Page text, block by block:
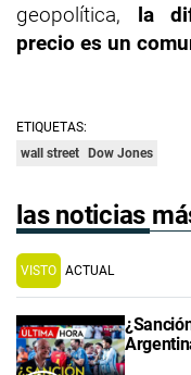
geopolítica, la
precio es un
ETIQUETAS:
wall street Dow Jones
las noticias
VISTO ACTUAL